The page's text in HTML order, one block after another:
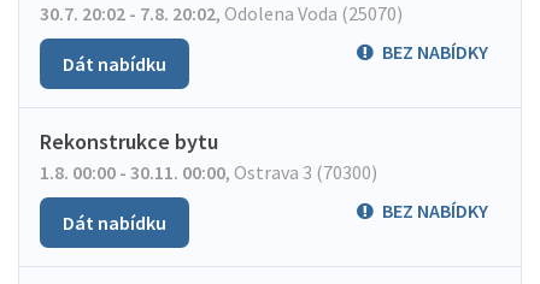
30.7. 20:02 - 7.8. 20:02, Odolena Voda (25070)
BEZ NABÍDKY
Dát nabídku
Rekonstrukce bytu
1.8. 00:00 - 30.11. 00:00, Ostrava 3 (70300)
BEZ NABÍDKY
Dát nabídku